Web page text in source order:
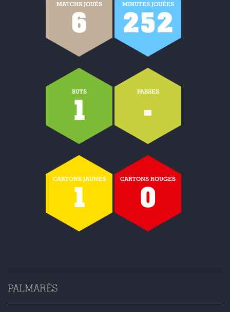
MATCHS JOUÉS
6
MINUTES JOUÉES
252
BUTS
1
PASSES
-
CARTONS JAUNES
1
CARTONS ROUGES
0
PALMARÈS